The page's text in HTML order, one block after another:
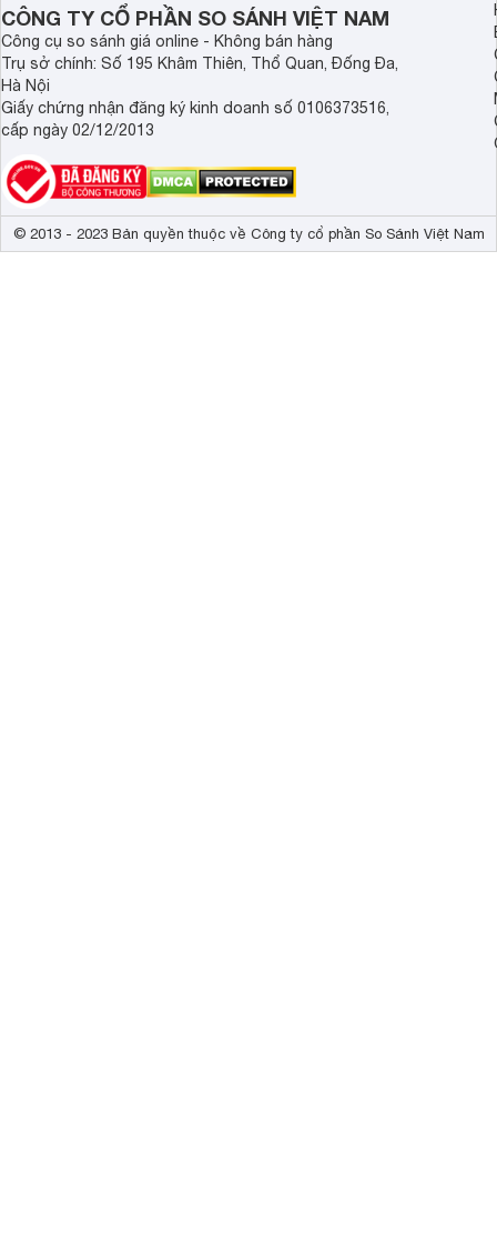
CÔNG TY CỔ PHẦN SO SÁNH VIỆT NAM
Công cụ so sánh giá online - Không bán hàng
Trụ sở chính: Số 195 Khâm Thiên, Thổ Quan, Đống Đa,
Hà Nội
Giấy chứng nhận đăng ký kinh doanh số 0106373516,
cấp ngày 02/12/2013
© 2013 - 2023 Bản quyền thuộc về Công ty cổ phần So Sánh Việt Nam